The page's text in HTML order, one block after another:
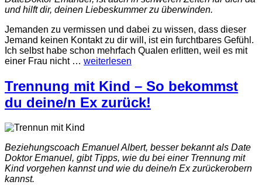
und hilft dir, deinen Liebeskummer zu überwinden.
Jemanden zu vermissen und dabei zu wissen, dass dieser
Jemand keinen Kontakt zu dir will, ist ein furchtbares Gefühl.
Ich selbst habe schon mehrfach Qualen erlitten, weil es mit
einer Frau nicht … weiterlesen
Trennung mit Kind – So bekommst
du deine/n Ex zurück!
Beziehungscoach Emanuel Albert, besser bekannt als Date
Doktor Emanuel, gibt Tipps, wie du bei einer Trennung mit
Kind vorgehen kannst und wie du deine/n Ex zurückerobern
kannst.